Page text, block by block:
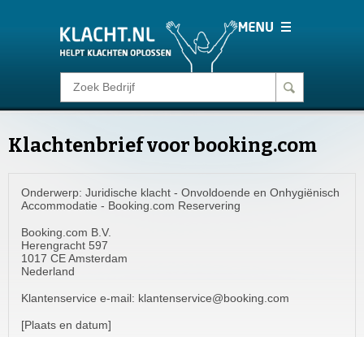
Klacht melden
Consumentenrecht
Barometer
Voor Bedrijven
Login
Klachtenbrief voor booking.com
Onderwerp: Juridische klacht - Onvoldoende en Onhygiënisch
Accommodatie - Booking.com Reservering
Booking.com B.V.
Herengracht 597
1017 CE Amsterdam
Nederland
Klantenservice e-mail: klantenservice@booking.com
[Plaats en datum]